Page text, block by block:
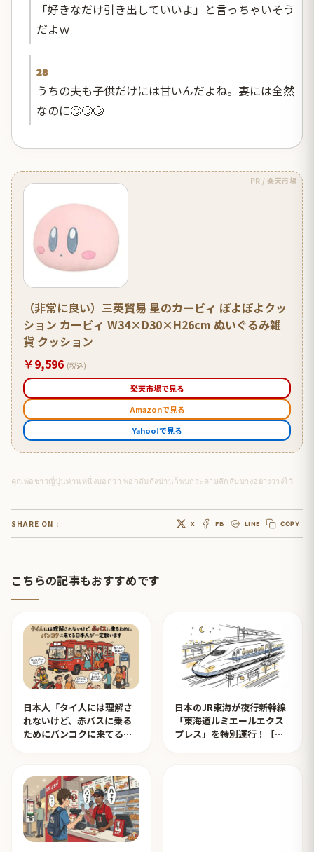
「好きなだけ引き出していいよ」と言っちゃいそう
だよｗ
28
うちの夫も子供だけには甘いんだよね。妻には全然
なのに🙄🙄🙄
PR / 楽天市場
（非常に良い）三英貿易 星のカービィ ぽよぽよクッ
ション カービィ W34×D30×H26cm ぬいぐるみ雑
貨 クッション
￥9,596 (税込)
楽天市場で見る
Amazonで見る
Yahoo!で見る
คุณพ่อชาวญี่ปุ่นท่านหนึ่งบอกว่า พอกลับถึงบ้านก็พบกระดาษลึกลับบางอย่างวางไว้บนโต๊ะ ในกระดาษเขียนว่า…
SHARE ON : X FB LINE COPY
こちらの記事もおすすめです
日本人「タイ人には理解さ
れないけど、赤バスに乗る
ためにバンコクに来てる日
日本のJR東海が夜行新幹線
「東海道ルミエールエクス
プレス」を特別運行！【タ